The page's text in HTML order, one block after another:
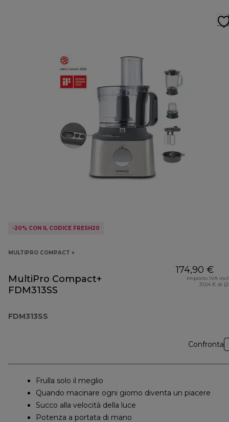
-20% CON IL CODICE FRESH20
MULTIPRO COMPACT +
MultiPro Compact+
FDM313SS
FDM313SS
174,90 €
Importo IVA
31,54 € di
Confronta
Frulla solo il meglio
Quando macinare ogni giorno diventa un piacere
Succo alla velocità della luce
Potenza a portata di mano